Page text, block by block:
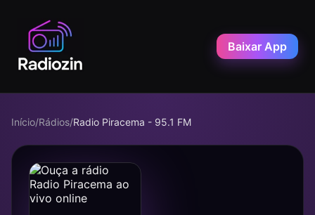
Baixar App
Início/Rádios/Radio Piracema - 95.1 FM